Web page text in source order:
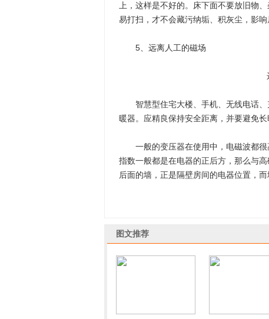
上，这样是不好的。床下面不要放旧物
易打扫，才不会藏污纳垢、积灰尘，影响
5、远离人工的磁场
智慧型住宅大楼、手机、无线电话、
暖器。应精良保持安全距离，并要避免长
一般的变压器在使用中，电磁波都很
指数一般都是在电器的正后方，那么与
后面的墙，正是隔壁房间的电器位置，
图文推荐